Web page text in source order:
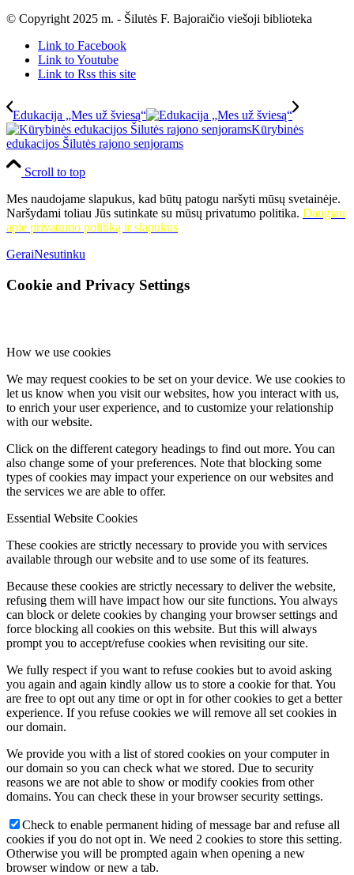
© Copyright 2025 m. - Šilutės F. Bajoraičio viešoji biblioteka
Link to Facebook
Link to Youtube
Link to Rss this site
Edukacija „Mes už šviesą“
Kūrybinės
edukacijos Šilutės rajono senjorams
Scroll to top
Mes naudojame slapukus, kad būtų patogu naršyti mūsų svetainėje.
Naršydami toliau Jūs sutinkate su mūsų privatumo politika. Daugiau
apie privatumo politiką ir slapukus
GeraiNesutinku
Cookie and Privacy Settings
How we use cookies
We may request cookies to be set on your device. We use cookies to
let us know when you visit our websites, how you interact with us,
to enrich your user experience, and to customize your relationship
with our website.
Click on the different category headings to find out more. You can
also change some of your preferences. Note that blocking some
types of cookies may impact your experience on our websites and
the services we are able to offer.
Essential Website Cookies
These cookies are strictly necessary to provide you with services
available through our website and to use some of its features.
Because these cookies are strictly necessary to deliver the website,
refusing them will have impact how our site functions. You always
can block or delete cookies by changing your browser settings and
force blocking all cookies on this website. But this will always
prompt you to accept/refuse cookies when revisiting our site.
We fully respect if you want to refuse cookies but to avoid asking
you again and again kindly allow us to store a cookie for that. You
are free to opt out any time or opt in for other cookies to get a better
experience. If you refuse cookies we will remove all set cookies in
our domain.
We provide you with a list of stored cookies on your computer in
our domain so you can check what we stored. Due to security
reasons we are not able to show or modify cookies from other
domains. You can check these in your browser security settings.
Check to enable permanent hiding of message bar and refuse all
cookies if you do not opt in. We need 2 cookies to store this setting.
Otherwise you will be prompted again when opening a new
browser window or new a tab.